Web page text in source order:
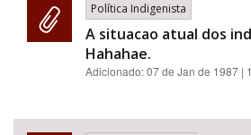
Política Indigenista
A situacao atual dos
Hahahae.
Adicionado:07 de Jan de 1987 |